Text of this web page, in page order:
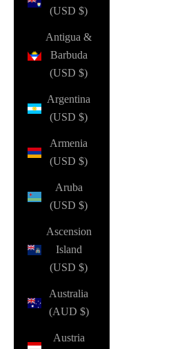
(USD $)
Antigua &
Barbuda
(USD $)
Argentina
(USD $)
Armenia
(USD $)
Aruba
(USD $)
Ascension
Island
(USD $)
Australia
(AUD $)
Austria